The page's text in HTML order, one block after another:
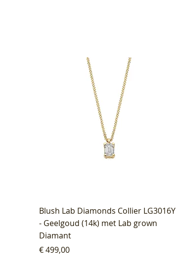
Blush Lab Diamonds Collier LG3016Y
- Geelgoud (14k) met Lab grown
Diamant
Prijs
€ 499,00